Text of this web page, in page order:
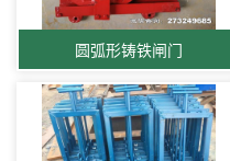
圆弧形铸铁闸门